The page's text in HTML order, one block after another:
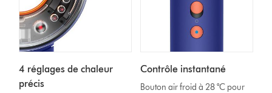
4 réglages de chaleur
précis
Contrôle instantané
Bouton air froid à 28 °C pour